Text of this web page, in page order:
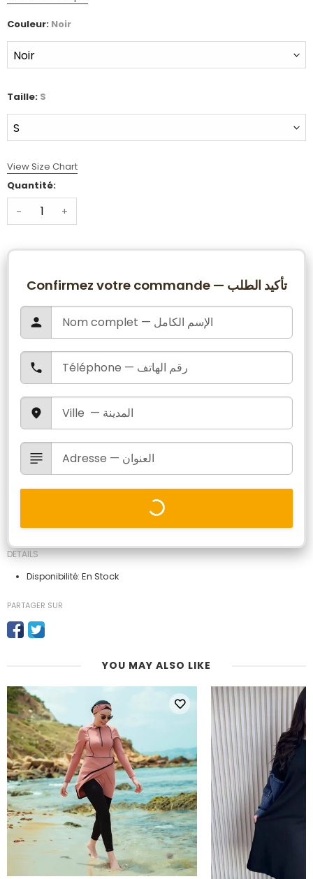
Couleur: Noir
Taille: S
View Size Chart
Quantité:
- +
Confirmez votre commande — تأكيد الطلب
DETAILS
Disponibilité: En Stock
PARTAGER SUR
YOU MAY ALSO LIKE